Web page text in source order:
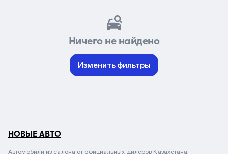
Ничего не найдено
Изменить фильтры
НОВЫЕ АВТО
Автомобили из салона от официальных дилеров Казахстана.